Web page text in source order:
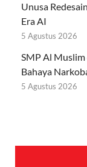
Unusa
Era AI
5 Agustus 2026
SMP Al Muslim
Bahaya
5 Agustus 2026